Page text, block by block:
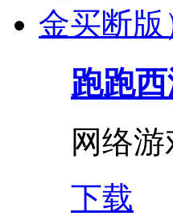
跑跑
网络游
下载